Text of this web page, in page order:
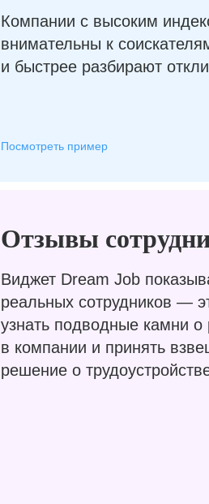
Отзывы
Виджет Dream Job
реальных сотрудников —
узнать подводные камни о
в компании и принять
решение о
Компании с высоким
внимательны к
и быстрее разбирают
Посмотреть пример